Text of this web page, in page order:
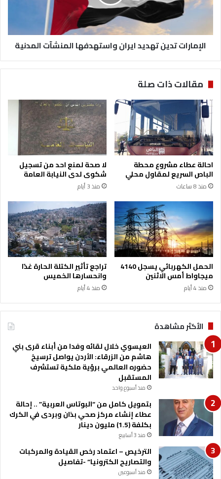
ؤ
ت
ف
ا
ل
ج
ه
ز
ة
ا
ل
م
ف
ر
ة
ل
ل
ط
ا
ق
ة
و
ا
س
ت
ق
ر
ا
أ
س
ع
ا
ر
ه
ا
ر
ت
ن
ه
ي
د
ي
ر
ا
ن
و
ا
س
ه
د
ف
ه
ا
ا
ل
م
ن
ش
آ
ت
ا
ل
م
د
ي
ة
الإمارات تدين تهديد ايران واستهدفها المنشآت المدنية
مقالات ذات صلة
احالة عطاء مشروع محطة
الباص السريع لمقاول محلي
منذ 8 ساعات
لا صحة لمنع احد من تسجيل
شكوى لدى النيابة العامة
منذ 3 أيام
الحمل الكهربائي يسجل 4140
ميجاواط أمس الاثنين
منذ 4 أيام
تراجع تأثير الكتلة الحارة غدًا
وانحسارها الخميس
منذ 4 أيام
الأكثر مشاهدة
العيسوي خلال لقائه وفدا من أبناء قرى بني
هاشم من الزرقاء: الأردن يواصل ترسيخ
حضوره العالمي برؤية ملكية تستشرف
المستقبل
منذ أسبوع واحد
بتمويل كامل من “البوتاس العربية” .. إحالة
عطاء إنشاء مركز صحي بذان وبردى في الكرك
بكلفة (1.5) مليون دينار
منذ 3 أسابيع
الترخيص – اعتماد رخص القيادة والمركبات
والتصاريح الكترونيا” -تفاصيل
منذ أسبوعين